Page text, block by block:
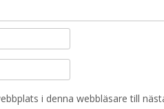
i denna webbläsare till